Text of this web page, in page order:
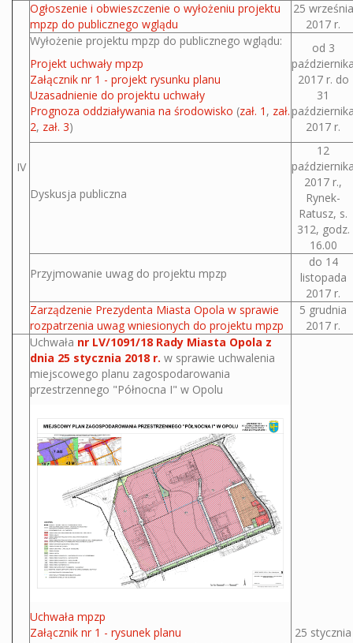
IV
Ogłoszenie i obwieszczenie o wyłożeniu projektu
mpzp do publicznego wglądu
25 września
2017 r.
Wyłożenie projektu mpzp do publicznego wglądu:
Projekt uchwały mpzp
Załącznik nr 1 - projekt rysunku planu
Uzasadnienie do projektu uchwały
Prognoza oddziaływania na środowisko (zał. 1 , zał.
2, zał. 3)
od 3
2017 r. do
31
2017 r.
Dyskusja publiczna
12
2017 r.,
Rynek-
Ratusz, s.
312, godz.
16.00
Przyjmowanie uwag do projektu mpzp
do 14
listopada
2017 r.
Zarządzenie Prezydenta Miasta Opola w sprawie
rozpatrzenia uwag wniesionych do projektu mpzp
5 grudnia
2017 r.
Uchwała nr LV/1091/18 Rady Miasta Opola z
dnia 25 stycznia 2018 r. w sprawie uchwalenia
miejscowego planu zagospodarowania
przestrzennego "Północna I" w Opolu
Uchwała mpzp
Załącznik nr 1 - rysunek planu
25 stycznia